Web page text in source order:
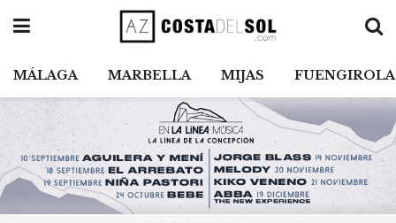
MÁLAGA MARBELLA MIJAS FUENGIROLA